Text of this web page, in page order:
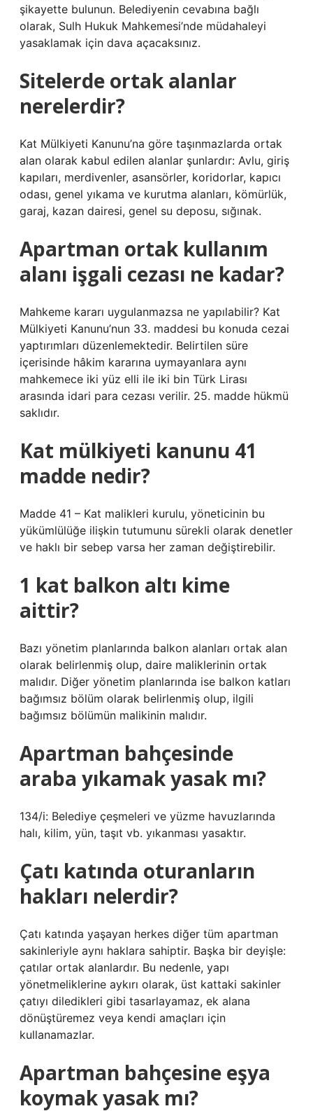
şikayette bulunun. Belediyenin cevabına bağlı
olarak, Sulh Hukuk Mahkemesi’nde müdahaleyi
yasaklamak için dava açacaksınız.
Sitelerde ortak alanlar
nerelerdir?
Kat Mülkiyeti Kanunu’na göre taşınmazlarda ortak
alan olarak kabul edilen alanlar şunlardır: Avlu, giriş
kapıları, merdivenler, asansörler, koridorlar, kapıcı
odası, genel yıkama ve kurutma alanları, kömürlük,
garaj, kazan dairesi, genel su deposu, sığınak.
Apartman ortak kullanım
alanı işgali cezası ne kadar?
Mahkeme kararı uygulanmazsa ne yapılabilir? Kat
Mülkiyeti Kanunu’nun 33. maddesi bu konuda cezai
yaptırımları düzenlemektedir. Belirtilen süre
içerisinde hâkim kararına uymayanlara aynı
mahkemece iki yüz elli ile iki bin Türk Lirası
arasında idari para cezası verilir. 25. madde hükmü
saklıdır.
Kat mülkiyeti kanunu 41
madde nedir?
Madde 41 – Kat malikleri kurulu, yöneticinin bu
yükümlülüğe ilişkin tutumunu sürekli olarak denetler
ve haklı bir sebep varsa her zaman değiştirebilir.
1 kat balkon altı kime
aittir?
Bazı yönetim planlarında balkon alanları ortak alan
olarak belirlenmiş olup, daire maliklerinin ortak
malıdır. Diğer yönetim planlarında ise balkon katları
bağımsız bölüm olarak belirlenmiş olup, ilgili
bağımsız bölümün malikinin malıdır.
Apartman bahçesinde
araba yıkamak yasak mı?
134/i: Belediye çeşmeleri ve yüzme havuzlarında
halı, kilim, yün, taşıt vb. yıkanması yasaktır.
Çatı katında oturanların
hakları nelerdir?
Çatı katında yaşayan herkes diğer tüm apartman
sakinleriyle aynı haklara sahiptir. Başka bir deyişle:
çatılar ortak alanlardır. Bu nedenle, yapı
yönetmeliklerine aykırı olarak, üst kattaki sakinler
çatıyı diledikleri gibi tasarlayamaz, ek alana
dönüştüremez veya kendi amaçları için
kullanamazlar.
Apartman bahçesine eşya
koymak yasak mı?